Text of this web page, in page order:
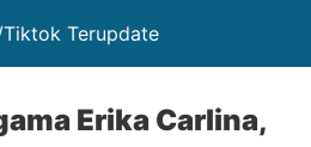
Terupdate
Erika Carlina,